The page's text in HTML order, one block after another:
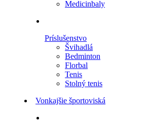
Medicinbaly
Príslušenstvo
Švihadlá
Bedminton
Florbal
Tenis
Stolný tenis
Vonkajšie športoviská